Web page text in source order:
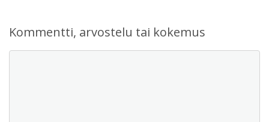
Kommentti, arvostelu tai kokemus